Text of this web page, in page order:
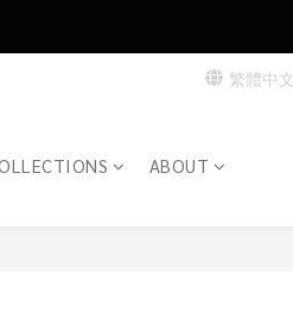
繁體中文
ABOUT